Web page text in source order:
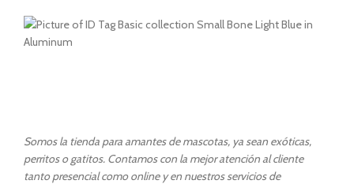
Somos la tienda para amantes de mascotas, ya sean exóticas,
perritos o gatitos. Contamos con la mejor atención al cliente
tanto presencial como online y en nuestros servicios de